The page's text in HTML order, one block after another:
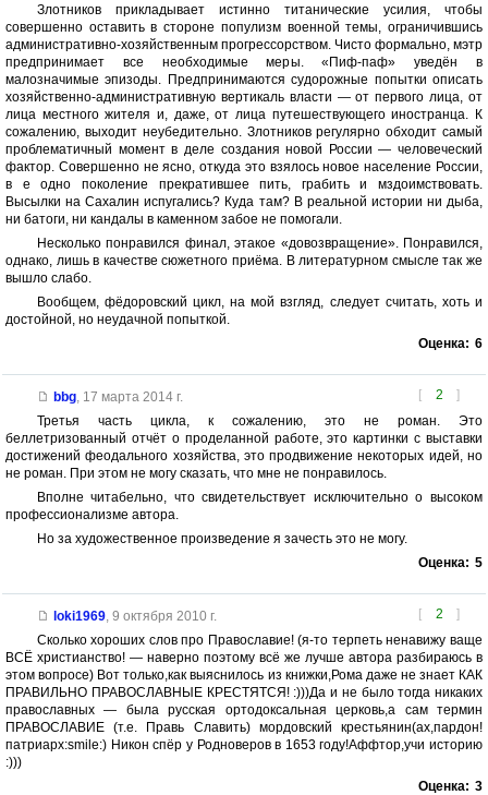
Злотников прикладывает истинно титанические усилия, чтобы
совершенно оставить в стороне популизм военной темы, ограничившись
административно-хозяйственным прогрессорством. Чисто формально, мэтр
предпринимает все необходимые меры. «Пиф-паф» уведён в
малозначимые эпизоды. Предпринимаются судорожные попытки описать
хозяйственно-административную вертикаль власти — от первого лица, от
лица местного жителя и, даже, от лица путешествующего иностранца. К
сожалению, выходит неубедительно. Злотников регулярно обходит самый
проблематичный момент в деле создания новой России — человеческий
фактор. Совершенно не ясно, откуда это взялось новое население России,
в е одно поколение прекратившее пить, грабить и мздоимствовать.
Высылки на Сахалин испугались? Куда там? В реальной истории ни дыба,
ни батоги, ни кандалы в каменном забое не помогали.
Несколько понравился финал, этакое «довозвращение». Понравился,
однако, лишь в качестве сюжетного приёма. В литературном смысле так же
вышло слабо.
Вообщем, фёдоровский цикл, на мой взгляд, следует считать, хоть и
достойной, но неудачной попыткой.
Оценка: 6
[ 2 ]
bbg, 17 марта 2014 г.
Третья часть цикла, к сожалению, это не роман. Это
беллетризованный отчёт о проделанной работе, это картинки с выставки
достижений феодального хозяйства, это продвижение некоторых идей, но
не роман. При этом не могу сказать, что мне не понравилось.
Вполне читабельно, что свидетельствует исключительно о высоком
профессионализме автора.
Но за художественное произведение я зачесть это не могу.
Оценка: 5
[ 2 ]
loki1969, 9 октября 2010 г.
Сколько хороших слов про Православие! (я-то терпеть ненавижу ваще
ВСЁ христианство! — наверно поэтому всё же лучше автора разбираюсь в
этом вопросе) Вот только,как выяснилось из книжки,Рома даже не знает КАК
ПРАВИЛЬНО ПРАВОСЛАВНЫЕ КРЕСТЯТСЯ! :)))Да и не было тогда никаких
православных — была русская ортодоксальная церковь,а сам термин
ПРАВОСЛАВИЕ (т.е. Правь Славить) мордовский крестьянин(ах,пардон!
патриарх:smile:) Никон спёр у Родноверов в 1653 году!Аффтор,учи историю
:)))
Оценка: 3